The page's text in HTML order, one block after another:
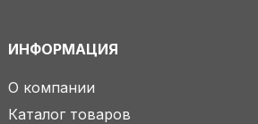
ИНФОРМАЦИЯ
О компании
Каталог товаров